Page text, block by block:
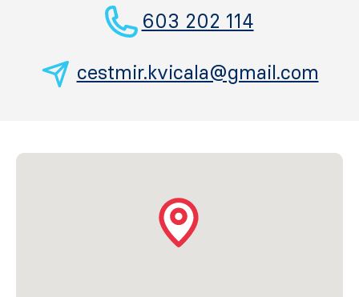
603 202 114
cestmir.kvicala@gmail.com